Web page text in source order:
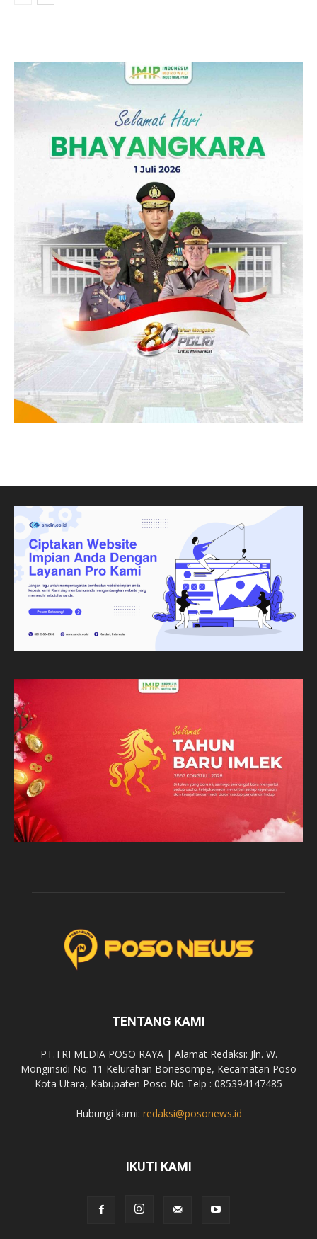
TENTANG KAMI
PT.TRI MEDIA POSO RAYA | Alamat Redaksi: Jln. W.
Monginsidi No. 11 Kelurahan Bonesompe, Kecamatan Poso
Kota Utara, Kabupaten Poso No Telp : 085394147485
Hubungi kami: redaksi@posonews.id
IKUTI KAMI